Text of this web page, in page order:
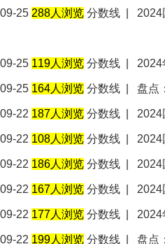
09-25 288人浏览 分数线 2024
09-25 119人浏览 分数线 2024
09-25 164人浏览 分数线 盘点
09-22 187人浏览 分数线 2024
09-22 108人浏览 分数线 2024
09-22 186人浏览 分数线 2024
09-22 167人浏览 分数线 2024
09-22 177人浏览 分数线 2024
09-22 199人浏览 分数线 盘点